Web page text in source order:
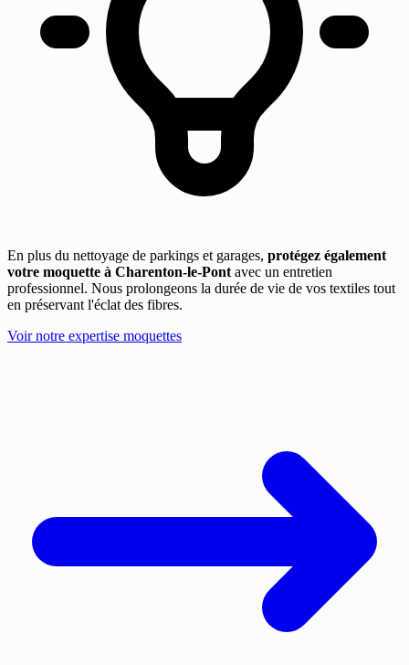
En plus du nettoyage de parkings et garages, protégez également
votre moquette à Charenton-le-Pont avec un entretien
professionnel. Nous prolongeons la durée de vie de vos textiles tout
en préservant l'éclat des fibres.
Voir notre expertise moquettes